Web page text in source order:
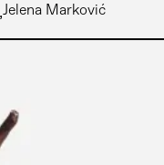
Jelena Marković